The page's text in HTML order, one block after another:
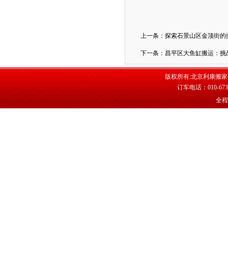
上一条：探索石景山区金顶街的
下一条：昌平区大鱼缸搬运：挑
版权所有:北京利康搬
订车电话：010-
全